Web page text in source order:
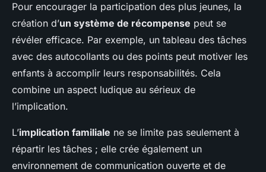
Pour encourager la participation des plus jeunes, la
création d’un système de récompense peut se
révéler efficace. Par exemple, un tableau des tâches
avec des autocollants ou des points peut motiver les
enfants à accomplir leurs responsabilités. Cela
combine un aspect ludique au sérieux de
l’implication.
L’implication familiale ne se limite pas seulement à
répartir les tâches ; elle crée également un
environnement de communication ouverte et de